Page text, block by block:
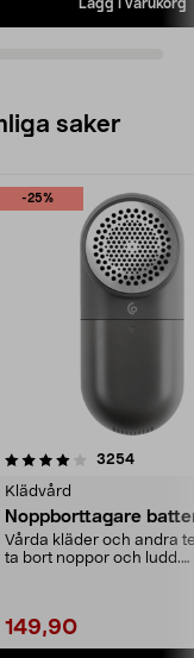
mellanstora ytor.
Lägg i varukorg
saker
-25%
3254
Klädvård
Noppborttagare
Vårda kläder och andra
ta bort noppor och ludd.
149,90
4.5av 5 stjärnor